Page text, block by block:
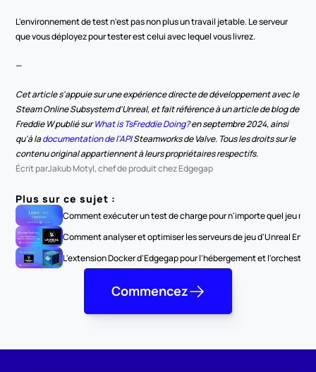
L'environnement de test n'est pas non plus un travail jetable. Le serveur
que vous déployez pour tester est celui avec lequel vous livrez.
—
Cet article s'appuie sur une expérience directe de développement avec le
Steam Online Subsystem d'Unreal, et fait référence à un article de blog de
Freddie W publié sur What is TsFreddie Doing? en septembre 2024, ainsi
qu'à la documentation de l'API Steamworks de Valve. Tous les droits sur le
contenu original appartiennent à leurs propriétaires respectifs.
Écrit parJakub Motyl, chef de produit chez Edgegap
Plus sur ce sujet :
Comment exécuter un test de charge pour n'importe quel jeu
Comment analyser et optimiser les serveurs de jeu d'Unreal
L'extension Docker d'Edgegap pour l'hébergement et
Commencez